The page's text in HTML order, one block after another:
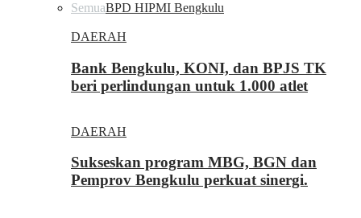
SemuaBPD HIPMI Bengkulu
DAERAH
Bank Bengkulu, KONI, dan BPJS TK
beri perlindungan untuk 1.000 atlet
DAERAH
Sukseskan program MBG, BGN dan
Pemprov Bengkulu perkuat sinergi.